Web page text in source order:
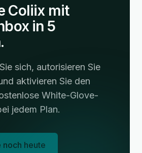
Coliix mit
in 5
sich, autorisieren Sie
aktivieren Sie den
White-Glove-
jedem Plan.
noch heute